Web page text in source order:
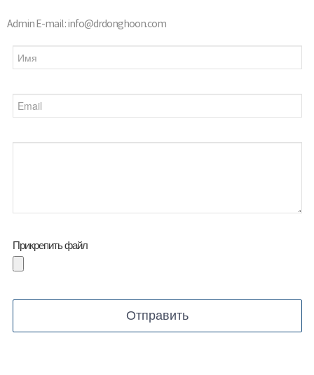
Admin E-mail : info@drdonghoon.com
Имя
Email
Прикрепить файл